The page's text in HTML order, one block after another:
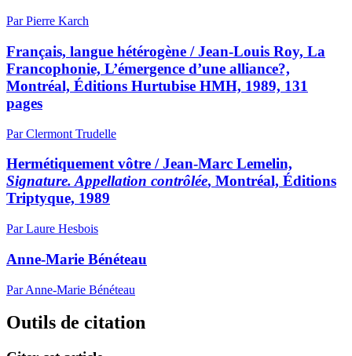
Par Pierre Karch
Français, langue hétérogène / Jean-Louis Roy, La
Francophonie, L’émergence d’une alliance?,
Montréal, Éditions Hurtubise HMH, 1989, 131
pages
Par Clermont Trudelle
Hermétiquement vôtre / Jean-Marc Lemelin,
Signature. Appellation contrôlée, Montréal, Éditions
Triptyque, 1989
Par Laure Hesbois
Anne-Marie Bénéteau
Par Anne-Marie Bénéteau
Outils de citation